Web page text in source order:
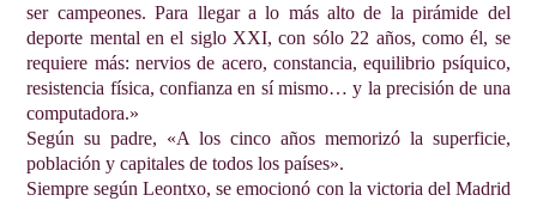
ser campeones. Para llegar a lo más alto de la pirámide del
deporte mental en el siglo XXI, con sólo 22 años, como él, se
requiere más: nervios de acero, constancia, equilibrio psíquico,
resistencia física, confianza en sí mismo… y la precisión de una
computadora.»
Según su padre, «A los cinco años memorizó la superficie,
población y capitales de todos los países».
Siempre según Leontxo, se emocionó con la victoria del Madrid